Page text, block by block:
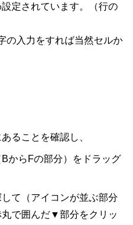
定されています。（行の
の入力をすれば当然セルか
ることを確認し、
からFの部分）をドラッグ
して（アイコンが並ぶ部分
で囲んだ▼部分をクリッ